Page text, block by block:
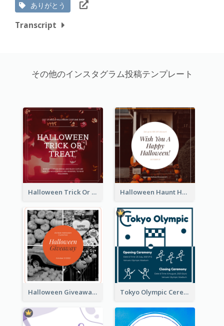
ありがとう
Transcript
その他のインスタグラム投稿テンプレート
Halloween Trick Or Treat Instagram Post Halloween Haunt House Instagram Post
Halloween Giveaway Instagram Post Tokyo Olympic Ceremony Instagram Post